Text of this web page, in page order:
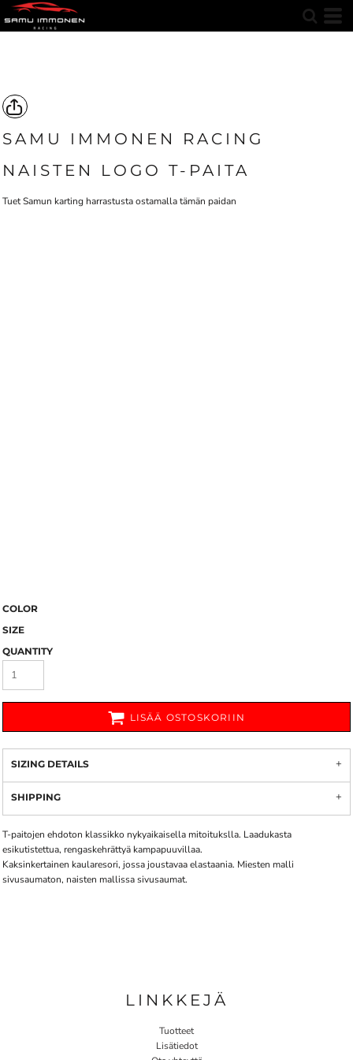
SAMU IMMONEN RACING
NAISTEN LOGO T-PAITA
Tuet Samun karting harrastusta ostamalla tämän paidan
COLOR
SIZE
QUANTITY
LISÄÄ OSTOSKORIIN
SIZING DETAILS
SHIPPING
T-paitojen ehdoton klassikko nykyaikaisella mitoitukslla. Laadukasta
esikutistettua, rengaskehrättyä kampapuuvillaa.
Kaksinkertainen kaularesori, jossa joustavaa elastaania. Miesten malli
sivusaumaton, naisten mallissa sivusaumat.
LINKKEJÄ
Tuotteet
Lisätiedot